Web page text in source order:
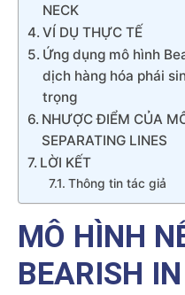
NECK
VÍ DỤ THỰC TẾ
Ứng dụng mô hình
dịch hàng hóa phái
trọng
NHƯỢC ĐIỂM CỦA
SEPARATING LINES
LỜI KẾT
Thông tin tác giả
MÔ HÌNH
BEARISH